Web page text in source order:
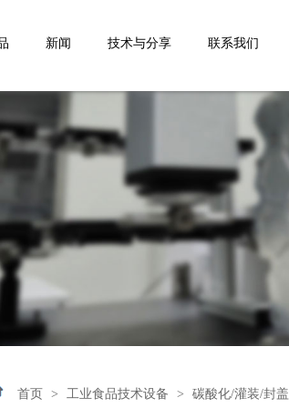
新闻 技术与分享 联系我们
首页 > 工业食品技术设备 > 碳酸化/灌装/封盖